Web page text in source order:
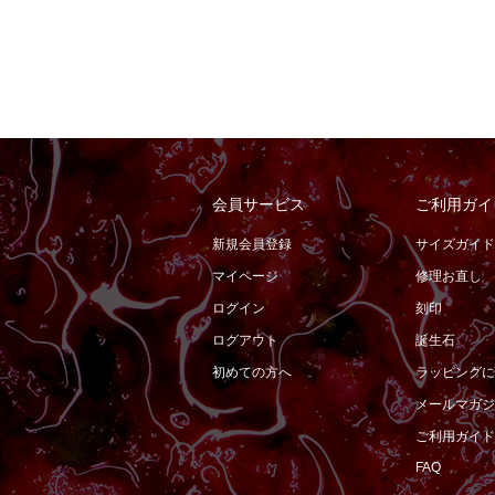
会員サービス
新規会員登録
マイページ
ログイン
ログアウト
初めての方へ
ご利用ガ
サイズガイド
修理お直し
刻印
誕生石
ラッピング
メールマガ
ご利用ガイド
FAQ